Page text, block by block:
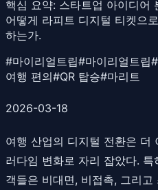
핵심 요약: 스타트업 아이디어
어떻게 라피트 디지털 티켓으
하는가.
#마이리얼트립#마이리얼트립#
여행 편의#QR 탑승#마리트
2026-03-18
여행 산업의 디지털 전환은 더
러다임 변화로 자리 잡았다.
객들은 비대면, 비접촉, 그리